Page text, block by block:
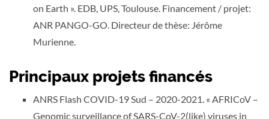
on Earth ». EDB, UPS, Toulouse. Financement / projet:
ANR PANGO-GO. Directeur de thèse: Jérôme
Murienne.
Principaux projets financés
ANRS Flash COVID-19 Sud – 2020-2021. « AFRICoV –
Genomic surveillance of SARS-CoV-2(like) viruses in